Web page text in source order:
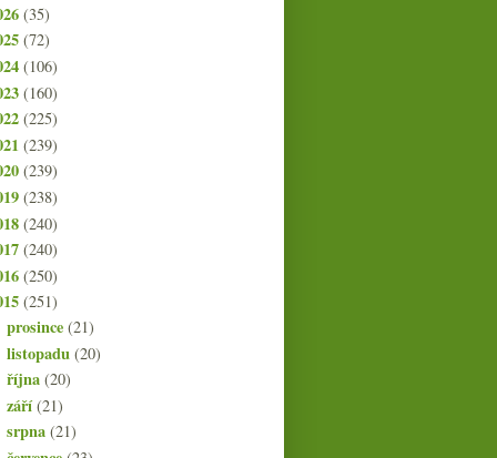
(35)
(72)
(106)
(160)
(225)
(239)
(239)
(238)
(240)
(240)
(250)
(251)
prosince(21)
listopadu(20)
října(20)
září(21)
srpna(21)